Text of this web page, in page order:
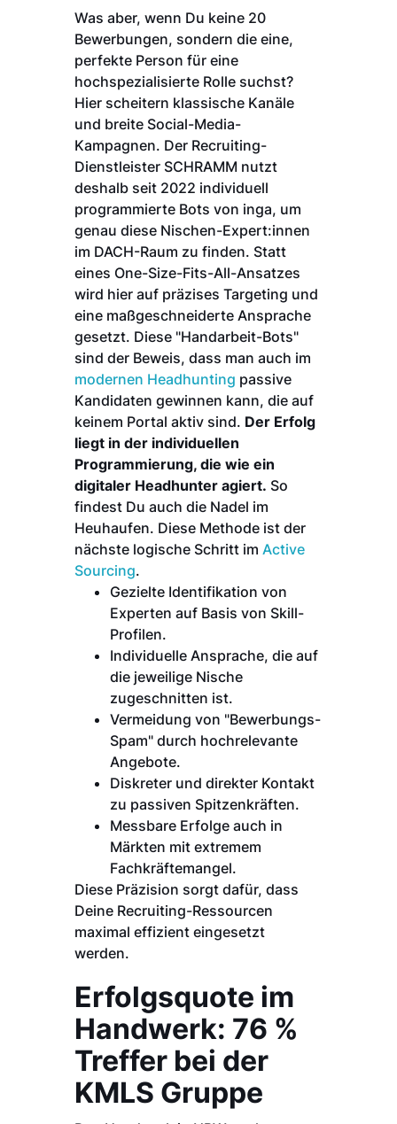
Was aber, wenn Du keine 20
Bewerbungen, sondern die eine,
perfekte Person für eine
hochspezialisierte Rolle suchst?
Hier scheitern klassische Kanäle
und breite Social-Media-
Kampagnen. Der Recruiting-
Dienstleister SCHRAMM nutzt
deshalb seit 2022 individuell
programmierte Bots von inga, um
genau diese Nischen-Expert:innen
im DACH-Raum zu finden. Statt
eines One-Size-Fits-All-Ansatzes
wird hier auf präzises Targeting und
eine maßgeschneiderte Ansprache
gesetzt. Diese "Handarbeit-Bots"
sind der Beweis, dass man auch im
modernen Headhunting passive
Kandidaten gewinnen kann, die auf
keinem Portal aktiv sind. Der Erfolg
liegt in der individuellen
Programmierung, die wie ein
digitaler Headhunter agiert. So
findest Du auch die Nadel im
Heuhaufen. Diese Methode ist der
nächste logische Schritt im Active
Sourcing.
Gezielte Identifikation von
Experten auf Basis von Skill-
Profilen.
Individuelle Ansprache, die auf
die jeweilige Nische
zugeschnitten ist.
Vermeidung von "Bewerbungs-
Spam" durch hochrelevante
Angebote.
Diskreter und direkter Kontakt
zu passiven Spitzenkräften.
Messbare Erfolge auch in
Märkten mit extremem
Fachkräftemangel.
Diese Präzision sorgt dafür, dass
Deine Recruiting-Ressourcen
maximal effizient eingesetzt
werden.
Erfolgsquote im
Handwerk: 76 %
Treffer bei der
KMLS Gruppe